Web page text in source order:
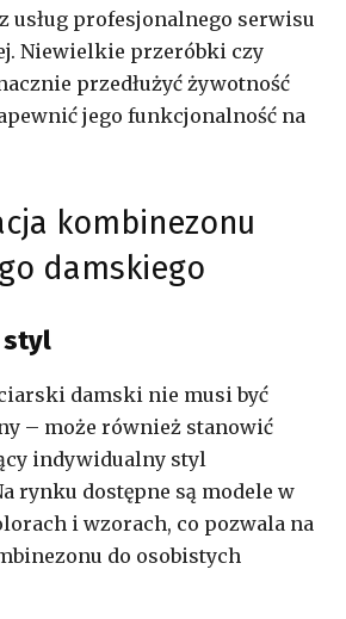
usług profesjonalnego serwisu
Niewielkie przeróbki czy
przedłużyć żywotność
jego funkcjonalność na
kombinezonu
damskiego
styl
damski nie musi być
– może również stanowić
indywidualny styl
rynku dostępne są modele w
i wzorach, co pozwala na
do osobistych